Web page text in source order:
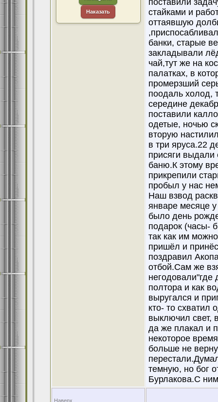
Наказать
поставили
стайками и
оттаявшую
банки, старые
закладывали
чай,тут же на
палатках, в
промерзший
поодаль холод,
середине
поставили
одетые, ночью
вторую
в три яруса.22
присяги
баню.К этому
прикрепили
пробыл у нас
Наш взвод
январе месяце
было день
подарок (часы-
так как им
пришёл и
поздравил
отбой.Сам же
негодовали"где
полтора и как
выругался и
кто- то схватил
выключил свет,
да же плакал и
некоторое
больше не
темную, но бог
Бурлакова.С
Наверх